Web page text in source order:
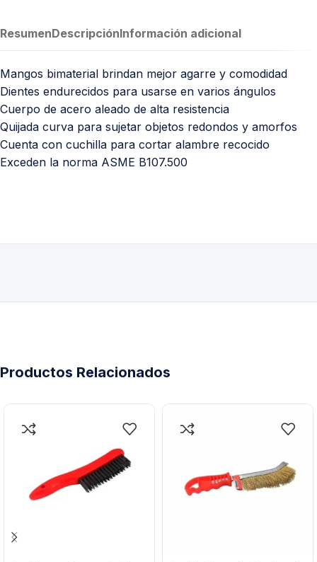
ResumenDescripciónInformación adicional
Mangos bimaterial brindan mejor agarre y comodidad
Dientes endurecidos para usarse en varios ángulos
Cuerpo de acero aleado de alta resistencia
Quijada curva para sujetar objetos redondos y amorfos
Cuenta con cuchilla para cortar alambre recocido
Exceden la norma ASME B107.500
Productos Relacionados